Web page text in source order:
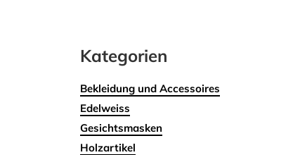
Kategorien
Bekleidung und Accessoires
Edelweiss
Gesichtsmasken
Holzartikel